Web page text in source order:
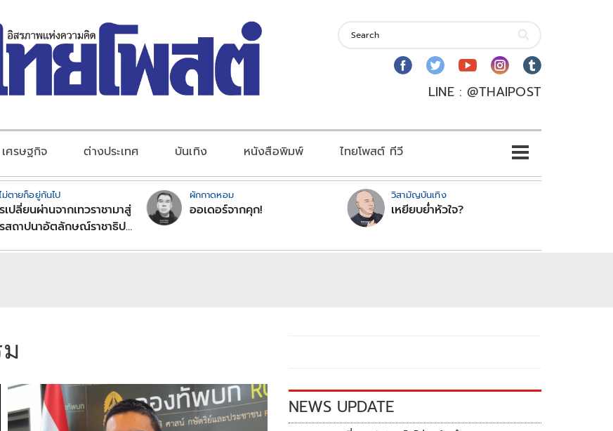
LINE : @THAIPOST
เศรษฐกิจ ต่างประเทศ บันเทิง หนังสือพิมพ์ ไทยโพสต์ ทีวี
ม่ตายก็อยู่กันไป
เปลี่ยนผ่านจากเทวราชามาสู่
สถาปนาอัตลักษณ์ราชาธิป
ผักกาดหอม
ออเดอร์จากคุก!
วิสามัญบันเทิง
เหยียบย่ำหัวใจ?
NEWS UPDATE